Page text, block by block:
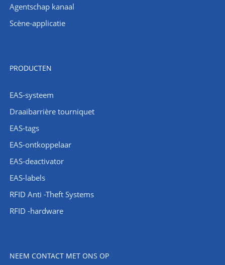
Agentschap kanaal
Scène-applicatie
PRODUCTEN
EAS-systeem
Draaibarrière tourniquet
EAS-tags
EAS-ontkoppelaar
EAS-deactivator
EAS-labels
RFID Anti -Theft Systems
RFID -hardware
NEEM CONTACT MET ONS OP